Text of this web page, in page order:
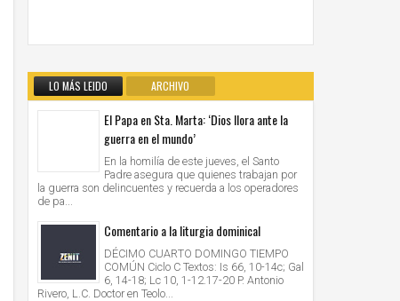
LO MÁS LEIDO ARCHIVO
El Papa en Sta. Marta: ‘Dios llora ante la
guerra en el mundo’
En la homilía de este jueves, el Santo
Padre asegura que quienes trabajan por
la guerra son delincuentes y recuerda a los operadores
de pa...
Comentario a la liturgia dominical
DÉCIMO CUARTO DOMINGO TIEMPO
COMÚN Ciclo C Textos: Is 66, 10-14c; Gal
6, 14-18; Lc 10, 1-12.17-20 P. Antonio
Rivero, L.C. Doctor en Teolo...